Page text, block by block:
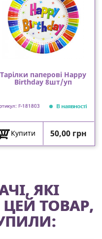
Тарілки паперові Happy
Birthday 8шт/уп
F-181803 В наявності
Купити Ціна
50,00 грн
ЯКІ
ТОВАР,